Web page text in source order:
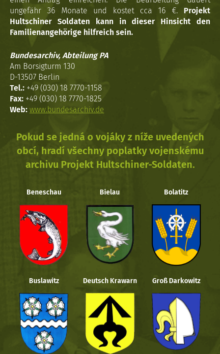
ungefähr 36 Monate und kostet cca 16 €. Projekt
Hultschiner Soldaten kann in dieser Hinsicht den
Familienangehörige hilfreich sein.
Bundesarchiv, Abteilung PA
Am Borsigturm 130
D-13507 Berlin
Tel.: +49 (030) 18 7770-1158
Fax: +49 (030) 18 7770-1825
Web: www.bundesarchiv.de
Pokud se jedná o vojáky z níže uvedených
obcí, hradí všechny poplatky vojenskému
archivu Projekt Hultschiner-Soldaten.
Beneschau Bielau Bolatitz
Buslawitz Deutsch Krawarn Groß Darkowitz